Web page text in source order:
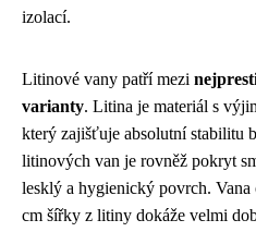
izolací.
Litinové vany patří mezi
varianty. Litina je materiál s
který zajišťuje absolutní stabilitu
litinových van je rovněž pokryt
lesklý a hygienický povrch.
cm šířky z litiny dokáže velmi